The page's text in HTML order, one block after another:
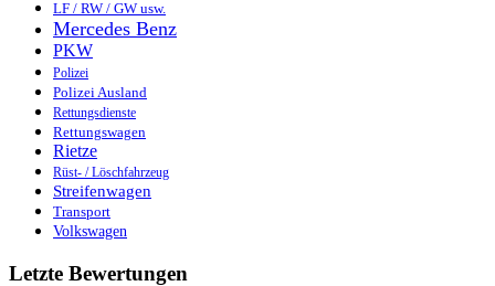
LF / RW / GW usw.
Mercedes Benz
PKW
Polizei
Polizei Ausland
Rettungsdienste
Rettungswagen
Rietze
Rüst- / Löschfahrzeug
Streifenwagen
Transport
Volkswagen
Letzte Bewertungen